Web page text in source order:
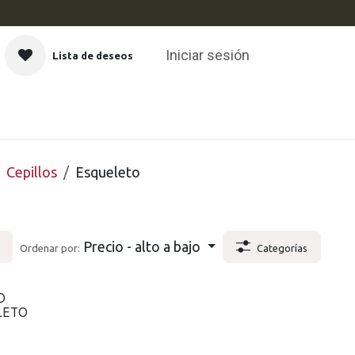
Lista de deseos Iniciar sesión
Cepillos Esqueleto
Ordenar por: Precio - alto a bajo Categorías